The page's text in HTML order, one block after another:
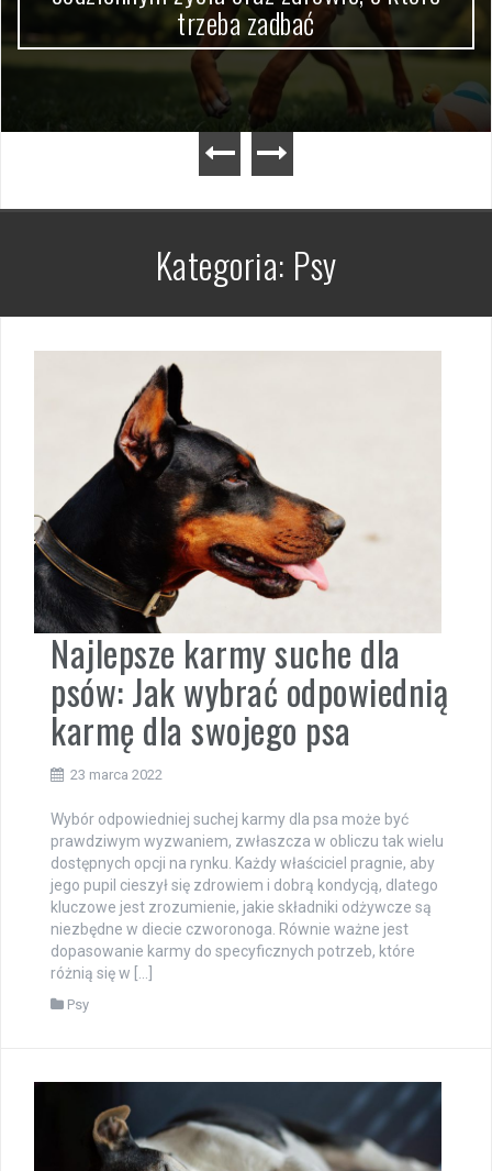
trzeba zadbać
Kategoria: Psy
Najlepsze karmy suche dla
psów: Jak wybrać odpowiednią
karmę dla swojego psa
23 marca 2022
Wybór odpowiedniej suchej karmy dla psa może być
prawdziwym wyzwaniem, zwłaszcza w obliczu tak wielu
dostępnych opcji na rynku. Każdy właściciel pragnie, aby
jego pupil cieszył się zdrowiem i dobrą kondycją, dlatego
kluczowe jest zrozumienie, jakie składniki odżywcze są
niezbędne w diecie czworonoga. Równie ważne jest
dopasowanie karmy do specyficznych potrzeb, które
różnią się w […]
Psy